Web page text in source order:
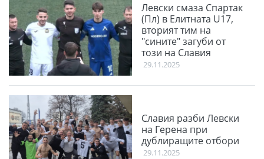
Левски смаза Спартак
(Пл) в Елитната U17,
вторият тим на
"сините" загуби от
този на Славия
29.11.2025
Славия разби Левски
на Герена при
дублиращите отбори
29.11.2025